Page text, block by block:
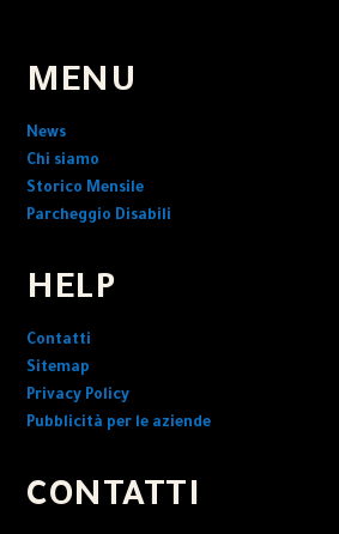
MENU
News
Chi siamo
Storico Mensile
Parcheggio Disabili
HELP
Contatti
Sitemap
Privacy Policy
Pubblicità per le aziende
CONTATTI